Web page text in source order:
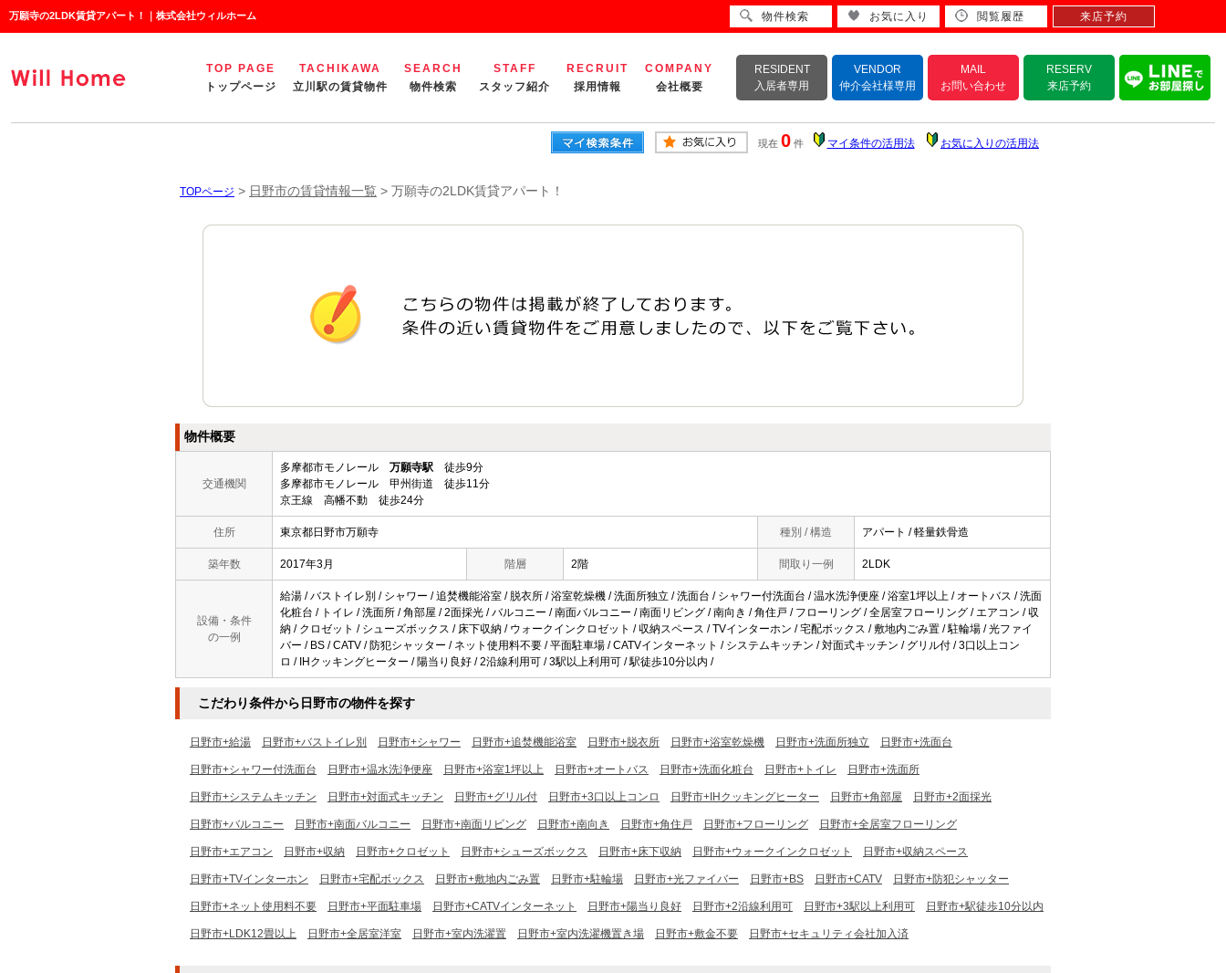
万願寺の2LDK賃貸アパート！｜株式会社ウィルホーム
TOP PAGE
トップページ
TACHIKAWA
立川駅の賃貸物件
SEARCH
物件検索
STAFF
スタッフ紹介
RECRUIT
採用情報
COMPANY
会社概要
RESIDENT
入居者専用
VENDOR
仲介会社様専用
MAIL
お問い合わせ
RESERV
来店予約
現在 0 件 マイ条件の活用法 お気に入りの活用法
TOPページ > 日野市の賃貸情報一覧 > 万願寺の2LDK賃貸アパート！
物件概要
交通機関
多摩都市モノレール 万願寺駅 徒歩9分
多摩都市モノレール 甲州街道 徒歩11分
京王線 高幡不動 徒歩24分
住所 東京都日野市万願寺 種別 / 構造 アパート / 軽量鉄骨造
築年数 2017年3月 階層 2階 間取り一例 2LDK
設備・条件
の一例
給湯 / バストイレ別 / シャワー / 追焚機能浴室 / 脱衣所 / 浴室乾燥機 / 洗面所独立 / 洗面台 / シャワー付洗面台 / 温水洗浄便座 / 浴室1坪以上 / オートバス / 洗面
化粧台 / トイレ / 洗面所 / 角部屋 / 2面採光 / バルコニー / 南面バルコニー / 南面リビング / 南向き / 角住戸 / フローリング / 全居室フローリング / エアコン / 収
納 / クロゼット / シューズボックス / 床下収納 / ウォークインクロゼット / 収納スペース / TVインターホン / 宅配ボックス / 敷地内ごみ置 / 駐輪場 / 光ファイ
バー / BS / CATV / 防犯シャッター / ネット使用料不要 / 平面駐車場 / CATVインターネット / システムキッチン / 対面式キッチン / グリル付 / 3口以上コン
ロ / IHクッキングヒーター / 陽当り良好 / 2沿線利用可 / 3駅以上利用可 / 駅徒歩10分以内 /
こだわり条件から日野市の物件を探す
日野市+給湯 日野市+バストイレ別 日野市+シャワー 日野市+追焚機能浴室 日野市+脱衣所 日野市+浴室乾燥機 日野市+洗面所独立 日野市+洗面台
日野市+シャワー付洗面台 日野市+温水洗浄便座 日野市+浴室1坪以上 日野市+オートバス 日野市+洗面化粧台 日野市+トイレ 日野市+洗面所
日野市+システムキッチン 日野市+対面式キッチン 日野市+グリル付 日野市+3口以上コンロ 日野市+IHクッキングヒーター 日野市+角部屋 日野市+2面採光
日野市+バルコニー 日野市+南面バルコニー 日野市+南面リビング 日野市+南向き 日野市+角住戸 日野市+フローリング 日野市+全居室フローリング
日野市+エアコン 日野市+収納 日野市+クロゼット 日野市+シューズボックス 日野市+床下収納 日野市+ウォークインクロゼット 日野市+収納スペース
日野市+TVインターホン 日野市+宅配ボックス 日野市+敷地内ごみ置 日野市+駐輪場 日野市+光ファイバー 日野市+BS 日野市+CATV 日野市+防犯シャッター
日野市+ネット使用料不要 日野市+平面駐車場 日野市+CATVインターネット 日野市+陽当り良好 日野市+2沿線利用可 日野市+3駅以上利用可 日野市+駅徒歩10分以内
日野市+LDK12畳以上 日野市+全居室洋室 日野市+室内洗濯置 日野市+室内洗濯機置き場 日野市+敷金不要 日野市+セキュリティ会社加入済
物件検索 お気に入り 閲覧履歴 来店予約